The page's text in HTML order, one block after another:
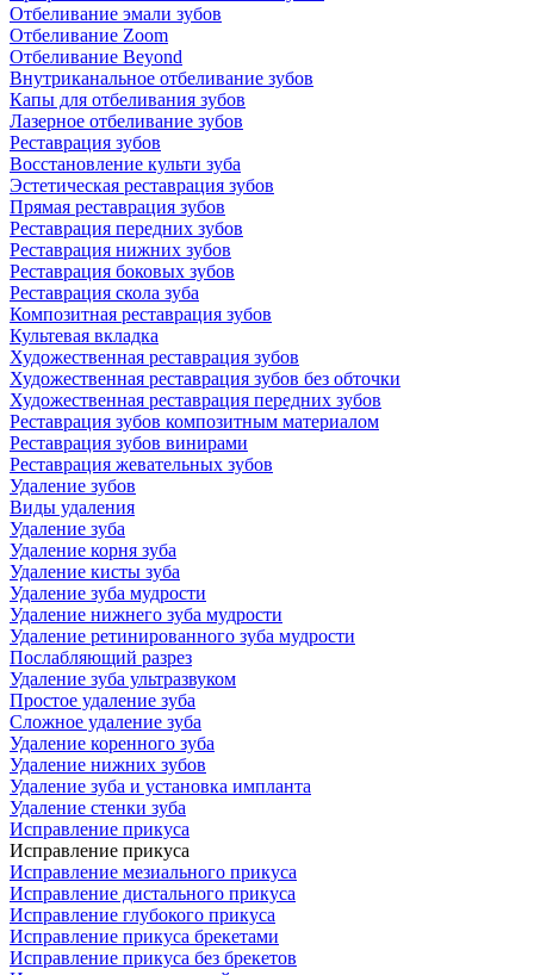
Отбеливание эмали зубов
Отбеливание Zoom
Отбеливание Beyond
Внутриканальное отбеливание зубов
Капы для отбеливания зубов
Лазерное отбеливание зубов
Реставрация зубов
Восстановление культи зуба
Эстетическая реставрация зубов
Прямая реставрация зубов
Реставрация передних зубов
Реставрация нижних зубов
Реставрация боковых зубов
Реставрация скола зуба
Композитная реставрация зубов
Культевая вкладка
Художественная реставрация зубов
Художественная реставрация зубов без обточки
Художественная реставрация передних зубов
Реставрация зубов композитным материалом
Реставрация зубов винирами
Реставрация жевательных зубов
Удаление зубов
Виды удаления
Удаление зуба
Удаление корня зуба
Удаление кисты зуба
Удаление зуба мудрости
Удаление нижнего зуба мудрости
Удаление ретинированного зуба мудрости
Послабляющий разрез
Удаление зуба ультразвуком
Простое удаление зуба
Сложное удаление зуба
Удаление коренного зуба
Удаление нижних зубов
Удаление зуба и установка импланта
Удаление стенки зуба
Исправление прикуса
Исправление прикуса
Исправление мезиального прикуса
Исправление дистального прикуса
Исправление глубокого прикуса
Исправление прикуса брекетами
Исправление прикуса без брекетов